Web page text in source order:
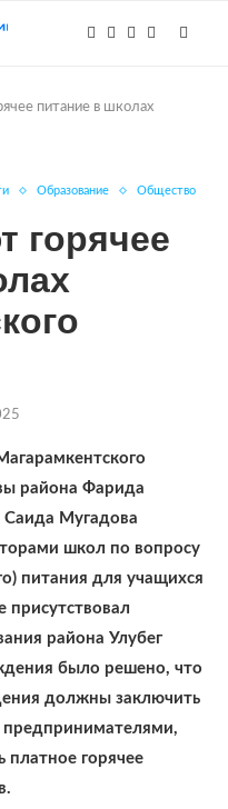
питание в школах
Образование Общество
горячее
района Фарида
Мугадова
школ по вопросу
питания для учащихся
присутствовал
района Улубег
было решено, что
должны заключить
платное горячее